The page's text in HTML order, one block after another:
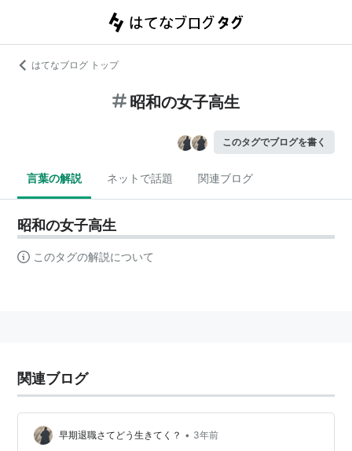
はてなブログ トップ
昭和の女子高生
このタグでブログを書く
言葉の解説 ネットで話題 関連ブログ
昭和の女子高生
このタグの解説について
関連ブログ
早期退職さてどう生きてく？ • 3年前